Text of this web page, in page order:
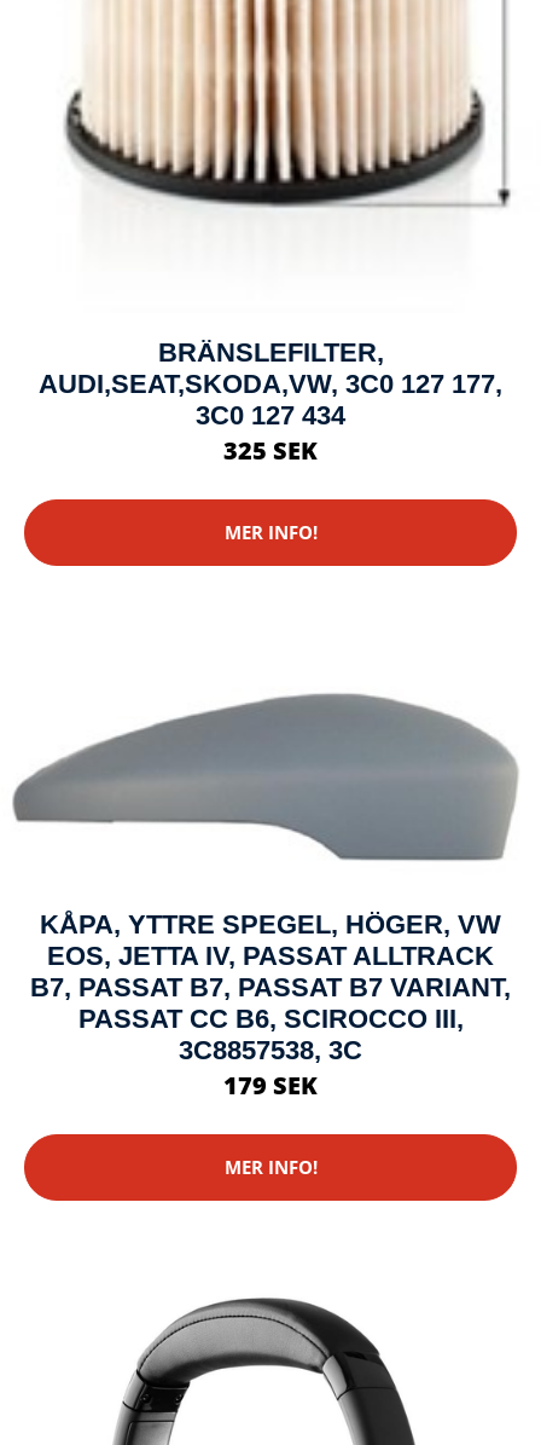
BRÄNSLEFILTER,
AUDI,SEAT,SKODA,VW, 3C0 127 177,
3C0 127 434
325 SEK
MER INFO!
KÅPA, YTTRE SPEGEL, HÖGER, VW
EOS, JETTA IV, PASSAT ALLTRACK
B7, PASSAT B7, PASSAT B7 VARIANT,
PASSAT CC B6, SCIROCCO III,
3C8857538, 3C
179 SEK
MER INFO!